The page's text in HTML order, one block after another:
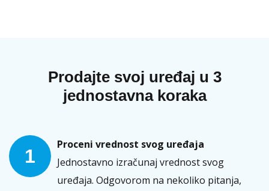
Prodajte svoj uređaj u 3
jednostavna koraka
1
Proceni vrednost svog uređaja
Jednostavno izračunaj vrednost svog
uređaja. Odgovorom na nekoliko pitanja,